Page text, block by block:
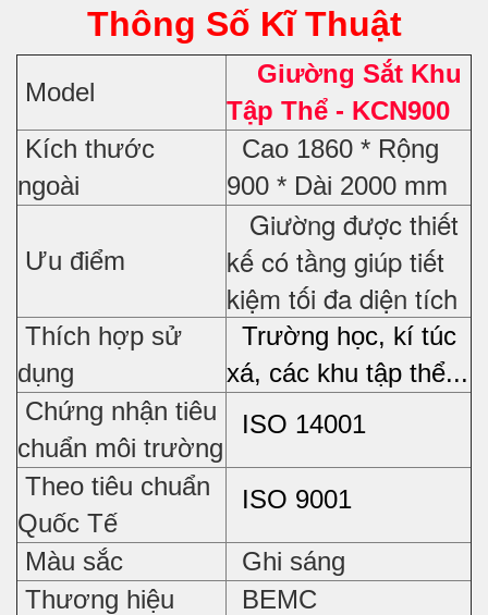
Thông Số Kĩ Thuật
Model
Giường Sắt Khu
Tập Thể - KCN900
Kích thước
ngoài
Cao 1860 * Rộng
900 * Dài 2000 mm
Ưu điểm
Giường được thiết
kế có tầng giúp tiết
kiệm tối đa diện tích
Thích hợp sử
dụng
Trường học, kí túc
xá, các khu tập thể...
Chứng nhận tiêu
chuẩn môi trường
ISO 14001
Theo tiêu chuẩn
Quốc Tế
ISO 9001
Màu sắc
Ghi sáng
Thương hiệu
BEMC